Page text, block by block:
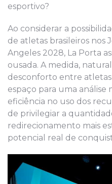
esportivo?
Ao considerar a
de atletas brasileiros nos
Angeles 2028, La Porta
ousada. A medida,
desconforto entre
espaço para uma análise
eficiência no uso dos
de privilegiar a
redirecionamento mais
potencial real de